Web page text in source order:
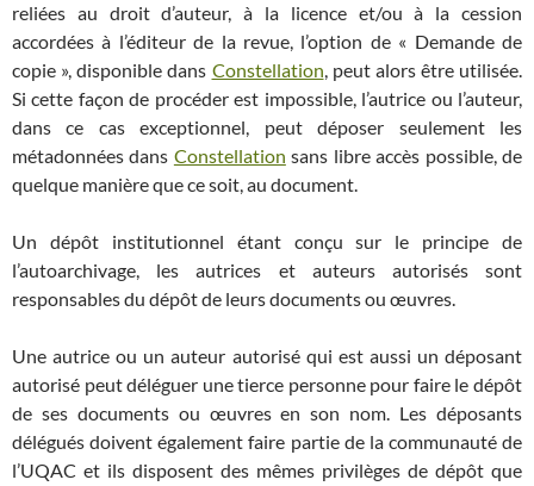
reliées au droit d’auteur, à la licence et/ou à la cession
accordées à l’éditeur de la revue, l’option de « Demande de
copie », disponible dans Constellation, peut alors être utilisée.
Si cette façon de procéder est impossible, l’autrice ou l’auteur,
dans ce cas exceptionnel, peut déposer seulement les
métadonnées dans Constellation sans libre accès possible, de
quelque manière que ce soit, au document.
Un dépôt institutionnel étant conçu sur le principe de
l’autoarchivage, les autrices et auteurs autorisés sont
responsables du dépôt de leurs documents ou œuvres.
Une autrice ou un auteur autorisé qui est aussi un déposant
autorisé peut déléguer une tierce personne pour faire le dépôt
de ses documents ou œuvres en son nom. Les déposants
délégués doivent également faire partie de la communauté de
l’UQAC et ils disposent des mêmes privilèges de dépôt que